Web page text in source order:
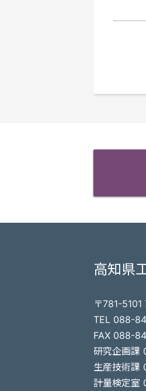
高知県
〒781-
TEL 088-
FAX 088-
研究企画課
生産技術
計量検定室